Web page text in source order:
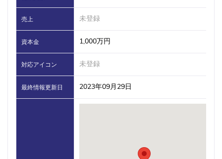
売上 未登録
資本金 1,000万円
対応アイコン 未登録
最終情報更新日 2023年09月29日